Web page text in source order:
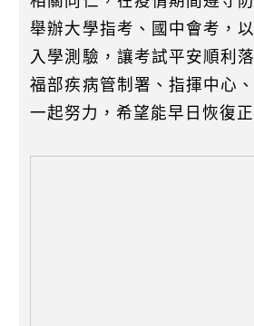
舉辦大學指考、國中會考，
入學測驗，讓考試平安順利
福部疾病管制署、指揮中心
一起努力，希望能早日恢復正